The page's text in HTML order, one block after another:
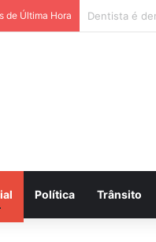
de Última Hora Internautas
Política Trânsito